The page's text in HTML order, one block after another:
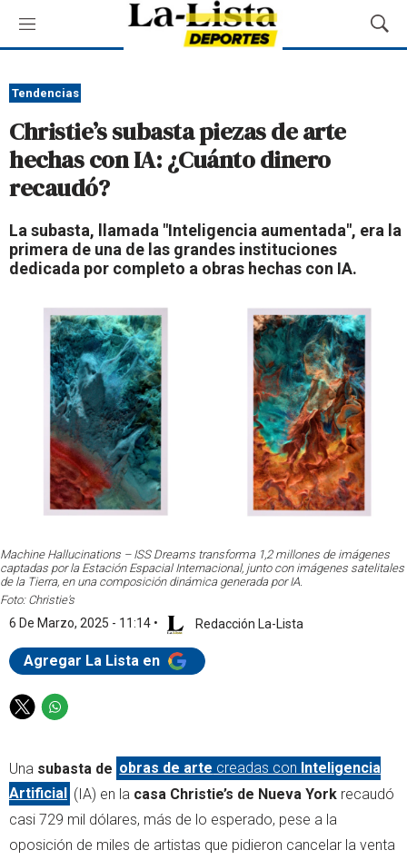
M
e
ú
M
o
q
u
Tendencias
Christie’s subasta piezas de arte
hechas con IA: ¿Cuánto dinero
recaudó?
La subasta, llamada "Inteligencia aumentada", era la
primera de una de las grandes instituciones
dedicada por completo a obras hechas con IA.
Machine Hallucinations – ISS Dreams transforma 1,2 millones de imágenes
captadas por la Estación Espacial Internacional, junto con imágenes satelitales
de la Tierra, en una composición dinámica generada por IA.
Foto: Christie's
6 De Marzo, 2025 - 11:14 • Redacción La-Lista
Agregar La Lista en
T
t
t
e
r
W
t
s
a
p
p
Una subasta de obras de arte creadas con Inteligencia
Artificial
(IA) en la casa Christie’s de Nueva York recaudó
casi 729 mil dólares, más de lo esperado, pese a la
oposición de miles de artistas que pidieron cancelar la venta